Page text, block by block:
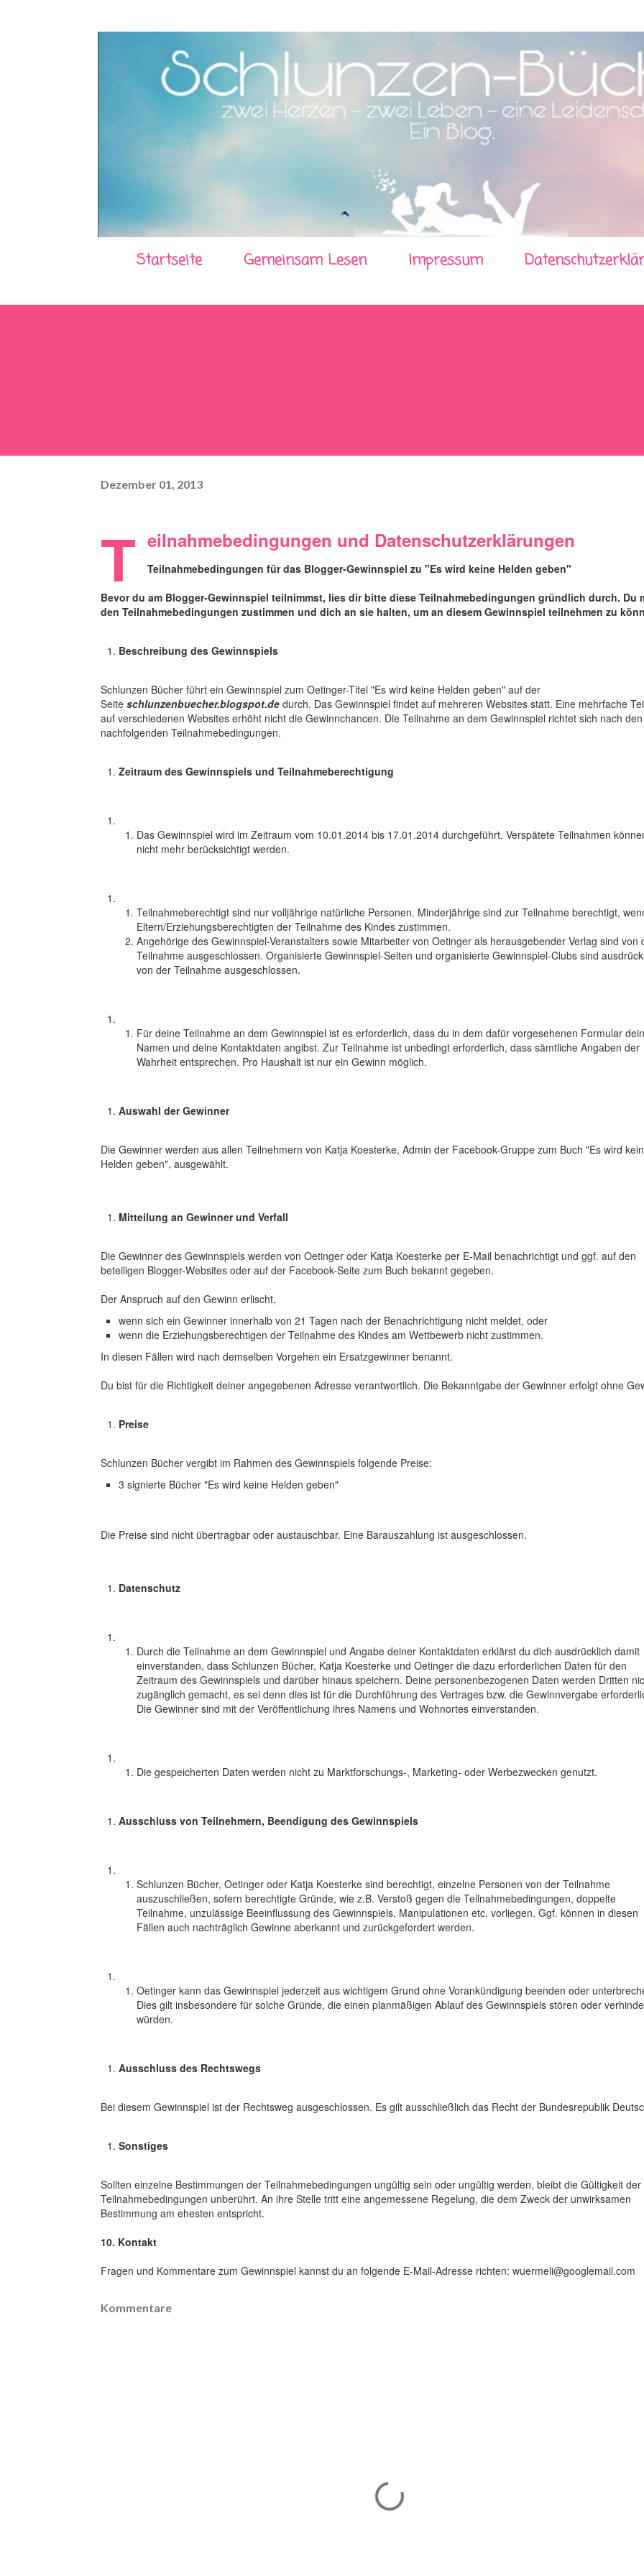
Startseite Gemeinsam Lesen Impressum
Dezember 01, 2013
T eilnahmebedingungen und Datenschutzerklärungen
Teilnahmebedingungen für das Blogger-Gewinnspiel zu "Es wird keine Helden geben"
Bevor du am Blogger-Gewinnspiel teilnimmst, lies dir bitte diese Teilnahmebedingungen gründlich durch. Du
den Teilnahmebedingungen zustimmen und dich an sie halten, um an diesem Gewinnspiel teilnehmen zu
Beschreibung des Gewinnspiels
Schlunzen Bücher führt ein Gewinnspiel zum Oetinger-Titel "Es wird keine Helden geben" auf der
Seite schlunzenbuecher.blogspot.de durch. Das Gewinnspiel findet auf mehreren Websites statt. Eine mehrfache
auf verschiedenen Websites erhöht nicht die Gewinnchancen. Die Teilnahme an dem Gewinnspiel richtet sich nach den
nachfolgenden Teilnahmebedingungen.
Zeitraum des Gewinnspiels und Teilnahmeberechtigung
Das Gewinnspiel wird im Zeitraum vom 10.01.2014 bis 17.01.2014 durchgeführt. Verspätete Teilnahmen
nicht mehr berücksichtigt werden.
Teilnahmeberechtigt sind nur volljährige natürliche Personen. Minderjährige sind zur Teilnahme berechtigt,
Eltern/Erziehungsberechtigten der Teilnahme des Kindes zustimmen.
Angehörige des Gewinnspiel-Veranstalters sowie Mitarbeiter von Oetinger als herausgebender Verlag sind von
Teilnahme ausgeschlossen. Organisierte Gewinnspiel-Seiten und organisierte Gewinnspiel-Clubs sind
von der Teilnahme ausgeschlossen.
Für deine Teilnahme an dem Gewinnspiel ist es erforderlich, dass du in dem dafür vorgesehenen Formular
Namen und deine Kontaktdaten angibst. Zur Teilnahme ist unbedingt erforderlich, dass sämtliche Angaben der
Wahrheit entsprechen. Pro Haushalt ist nur ein Gewinn möglich.
Auswahl der Gewinner
Die Gewinner werden aus allen Teilnehmern von Katja Koesterke, Admin der Facebook-Gruppe zum Buch "Es wird
Helden geben", ausgewählt.
Mitteilung an Gewinner und Verfall
Die Gewinner des Gewinnspiels werden von Oetinger oder Katja Koesterke per E-Mail benachrichtigt und ggf. auf den
beteiligen Blogger-Websites oder auf der Facebook-Seite zum Buch bekannt gegeben.
Der Anspruch auf den Gewinn erlischt,
wenn sich ein Gewinner innerhalb von 21 Tagen nach der Benachrichtigung nicht meldet, oder
wenn die Erziehungsberechtigen der Teilnahme des Kindes am Wettbewerb nicht zustimmen.
In diesen Fällen wird nach demselben Vorgehen ein Ersatzgewinner benannt.
Du bist für die Richtigkeit deiner angegebenen Adresse verantwortlich. Die Bekanntgabe der Gewinner erfolgt ohne
Preise
Schlunzen Bücher vergibt im Rahmen des Gewinnspiels folgende Preise:
3 signierte Bücher "Es wird keine Helden geben"
Die Preise sind nicht übertragbar oder austauschbar. Eine Barauszahlung ist ausgeschlossen.
Datenschutz
Durch die Teilnahme an dem Gewinnspiel und Angabe deiner Kontaktdaten erklärst du dich ausdrücklich damit
einverstanden, dass Schlunzen Bücher, Katja Koesterke und Oetinger die dazu erforderlichen Daten für den
Zeitraum des Gewinnspiels und darüber hinaus speichern. Deine personenbezogenen Daten werden Dritten
zugänglich gemacht, es sei denn dies ist für die Durchführung des Vertrages bzw. die Gewinnvergabe
Die Gewinner sind mit der Veröffentlichung ihres Namens und Wohnortes einverstanden.
Die gespeicherten Daten werden nicht zu Marktforschungs-, Marketing- oder Werbezwecken genutzt.
Ausschluss von Teilnehmern, Beendigung des Gewinnspiels
Schlunzen Bücher, Oetinger oder Katja Koesterke sind berechtigt, einzelne Personen von der Teilnahme
auszuschließen, sofern berechtigte Gründe, wie z.B. Verstoß gegen die Teilnahmebedingungen, doppelte
Teilnahme, unzulässige Beeinflussung des Gewinnspiels, Manipulationen etc. vorliegen. Ggf. können in diesen
Fällen auch nachträglich Gewinne aberkannt und zurückgefordert werden.
Oetinger kann das Gewinnspiel jederzeit aus wichtigem Grund ohne Vorankündigung beenden oder
Dies gilt insbesondere für solche Gründe, die einen planmäßigen Ablauf des Gewinnspiels stören oder
würden.
Ausschluss des Rechtswegs
Bei diesem Gewinnspiel ist der Rechtsweg ausgeschlossen. Es gilt ausschließlich das Recht der Bundesrepublik
Sonstiges
Sollten einzelne Bestimmungen der Teilnahmebedingungen ungültig sein oder ungültig werden, bleibt die Gültigkeit der
Teilnahmebedingungen unberührt. An ihre Stelle tritt eine angemessene Regelung, die dem Zweck der unwirksamen
Bestimmung am ehesten entspricht.
10. Kontakt
Fragen und Kommentare zum Gewinnspiel kannst du an folgende E-Mail-Adresse richten: wuermeli@googlemail.com
Kommentare